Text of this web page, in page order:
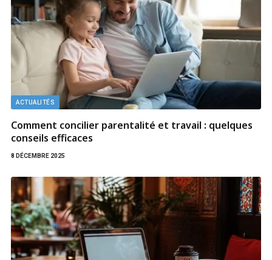
ACTUALITÉS
Comment concilier parentalité et travail : quelques
conseils efficaces
8 DÉCEMBRE 2025